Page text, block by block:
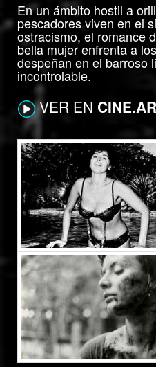
En un ámbito hostil a
pescadores viven en el
ostracismo, el romance
bella mujer enfrenta a
despeñan en el barroso
incontrolable.
VER EN CINE.AR